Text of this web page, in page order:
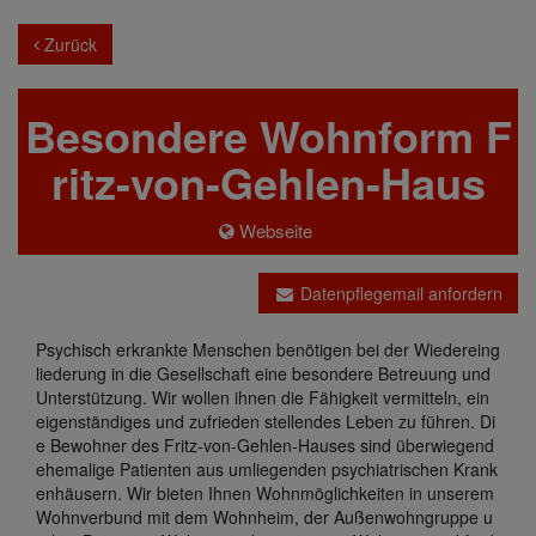
Zurück
Besondere Wohnform F
ritz-von-Gehlen-Haus
Webseite
Datenpflegemail anfordern
Psychisch erkrankte Menschen benötigen bei der Wiedereing
liederung in die Gesellschaft eine besondere Betreuung und
Unterstützung. Wir wollen ihnen die Fähigkeit vermitteln, ein
eigenständiges und zufrieden stellendes Leben zu führen. Di
e Bewohner des Fritz-von-Gehlen-Hauses sind überwiegend
ehemalige Patienten aus umliegenden psychiatrischen Krank
enhäusern. Wir bieten Ihnen Wohnmöglichkeiten in unserem
Wohnverbund mit dem Wohnheim, der Außenwohngruppe u